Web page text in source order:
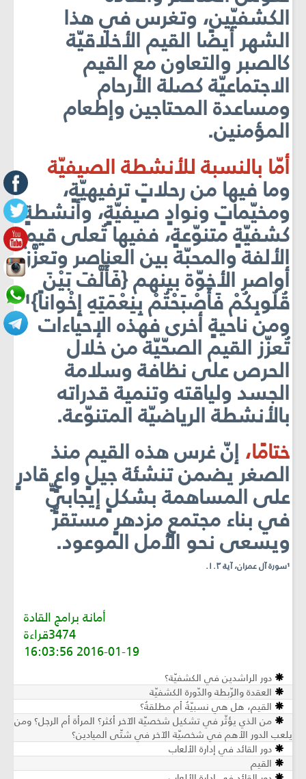
الكشفيّين، وتغرس في ھذا
الشھر أيضًا القيم الأخلاقيّة
كالصبر والتعاون مع القيم
الاجتماعيّة كصلة الأرحام
ومساعدة المحتاجين وإطعام
المؤمنين.
أمّا بالنسبة للأنشطة الصيفيّة
وما فيھا منرحلاتٍ ترفيهيّةٍ،
ومخيّماتٍ ونوادٍ صيفيّةٍ، وأنشطةٍ
كشفيّةٍ متنوّعةٍ، ففيها تُعلى قيم
الألفة والمحبّة بين العناصر وتعزَّز
أواصر الأخوّة بينھم {فَأَلَّفَ بَيْنَ
قُلُوبِكُمْ فَأَصْبَحْتُمْ بِنِعْمَتِهِ إِخْواناً}¹
ومن ناحيةٍ أخرى فھذه الإحياءات
تُعزّز القيم الصحّيّة من خلال
الحرص على نظافة وسلامة
الجسد ولياقته وتنمية قدراته
بالأنشطة الرياضيّة المتنوّعة.
ختامًا، إنّ غرس هذه القيم منذ
الصغر يضمن تنشئة جيلٍ واعٍ قادرٍ
على المساهمة بشكلٍ إيجابيٍّ
في بناء مجتمعٍ مزدهرٍ مستقرٍّ
ويسعى نحو الأمل الموعود.
¹سورة آل عمران، آية ١٠٣.
أمانة برامج القادة
3474قراءة
2016-01-19 16:03:56
دور الراشدين في الكشفيّة؟
العقدة والرّبطة والدّورة الكشفيّة
القيم، هل هي نسبيّةٌ أم مطلقةٌ؟
من الذي يؤثّر في تشكيل شخصيّة الآخر أكثر؟ المرأة أم الرجل؟ ومن
يلعب الدور الأهم في شخصيّة الآخر في شتّى الميادين؟
دور القائد في إدارة الألعاب
القيم